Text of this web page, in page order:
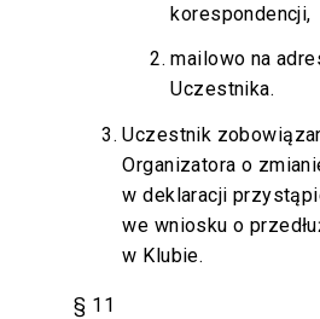
korespondencji,
mailowo na
Uczestnika.
Uczestnik
Organizatora o
w deklaracji
we wniosku o
w Klubie.
§ 11